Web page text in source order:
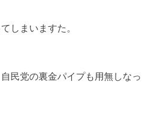
しまいますた。
民党の裏金パイプも用無しなっ